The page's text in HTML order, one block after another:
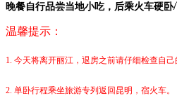
晚餐自行品尝当地小吃，后乘火车硬卧
温馨提示：
1. 今天将离开丽江，退房之前请仔细检查自己
2. 单卧行程乘坐旅游专列返回昆明，宿火车。